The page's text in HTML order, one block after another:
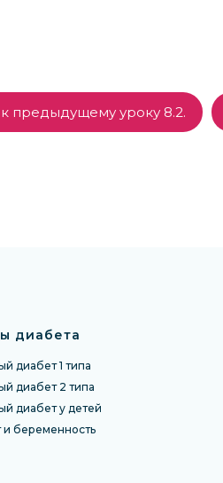
предыдущему уроку 8.2.
диабета
диабет 1 типа
диабет 2 типа
диабет у детей
и беременность